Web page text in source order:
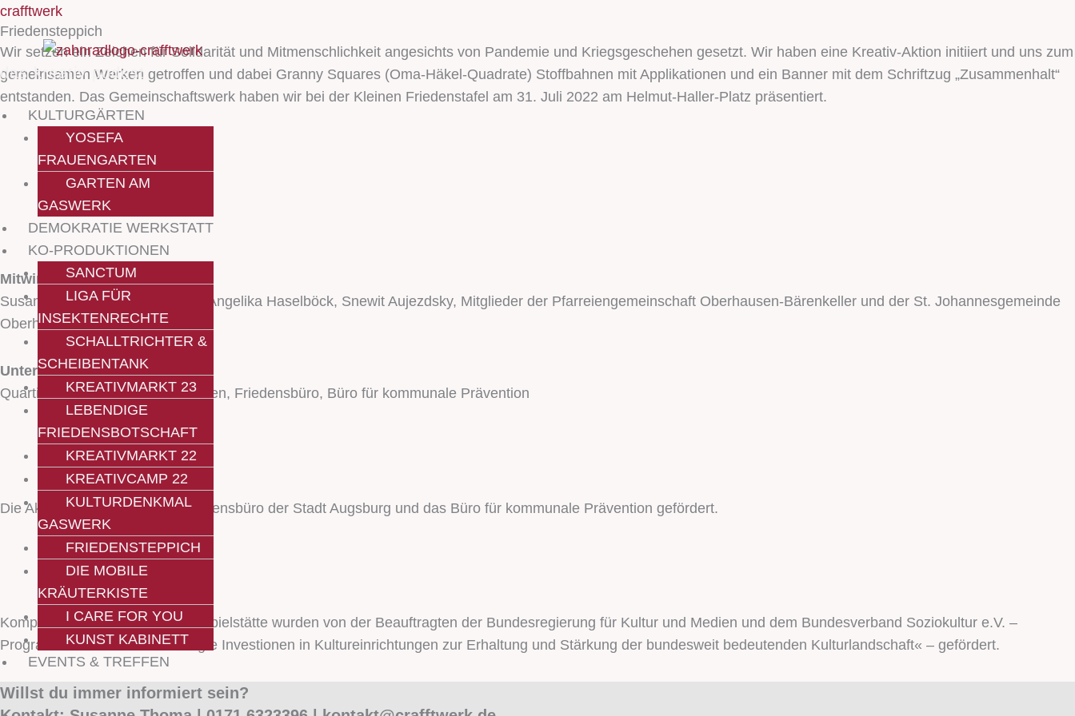
Zum
Inhalt
springen
crafftwerk
das kreativ podest
Menü
KULTURGÄRTEN
YOSEFA
FRAUENGARTEN
GARTEN AM
GASWERK
DEMOKRATIE WERKSTATT
KO-PRODUKTIONEN
SANCTUM
LIGA FÜR
INSEKTENRECHTE
SCHALLTRICHTER &
SCHEIBENTANK
KREATIVMARKT 23
LEBENDIGE
FRIEDENSBOTSCHAFT
KREATIVMARKT 22
KREATIVCAMP 22
KULTURDENKMAL
GASWERK
FRIEDENSTEPPICH
DIE MOBILE
KRÄUTERKISTE
I CARE FOR YOU
KUNST KABINETT
EVENTS & TREFFEN
Friedensteppich
Wir setzen ein Zeichen für Solidarität und Mitmenschlichkeit angesichts von Pandemie und Kriegsgeschehen gesetzt. Wir haben eine Kreativ-Aktion initiiert und uns zum
gemeinsamen Werken getroffen und dabei Granny Squares (Oma-Häkel-Quadrate) Stoffbahnen mit Applikationen und ein Banner mit dem Schriftzug „Zusammenhalt“
entstanden. Das Gemeinschaftswerk haben wir bei der Kleinen Friedenstafel am 31. Juli 2022 am Helmut-Haller-Platz präsentiert.
Mitwirkende
Susanne Thoma, Hazme Oktay, Angelika Haselböck, Snewit Aujezdsky, Mitglieder der Pfarreiengemeinschaft Oberhausen-Bärenkeller und der St. Johannesgemeinde
Oberhausen
Unterstützer:innen
Quartiersmanagement Oberhausen, Friedensbüro, Büro für kommunale Prävention
Die Aktion wurde durch das Friedensbüro der Stadt Augsburg und das Büro für kommunale Prävention gefördert.
Komponenten unserer mobilen Spielstätte wurden von der Beauftragten der Bundesregierung für Kultur und Medien und dem Bundesverband Soziokultur e.V. –
Programmteil »Pandemiebedingte Investionen in Kultureinrichtungen zur Erhaltung und Stärkung der bundesweit bedeutenden Kulturlandschaft« – gefördert.
Willst du immer informiert sein?
Menü